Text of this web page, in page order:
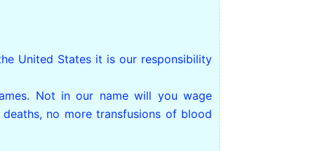
United States it is our responsibility
Not in our name will you wage
no more transfusions of blood